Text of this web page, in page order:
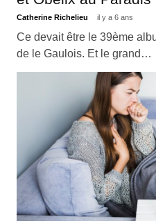
Catherine Richelieu il y a 6 ans
Ce devait être le 39ème
de le Gaulois. Et le grand…